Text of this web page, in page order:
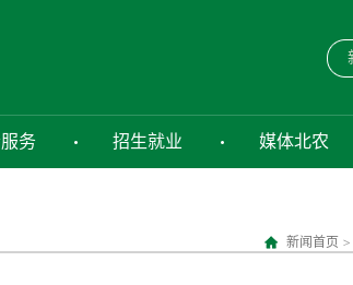
务 招生就业 媒体北农
新闻首页 >